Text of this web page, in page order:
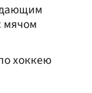
мячом
хоккею